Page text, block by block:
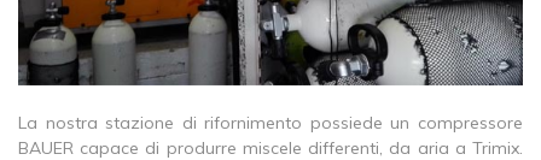
La nostra stazione di rifornimento possiede un compressore
BAUER capace di produrre miscele differenti, da aria a Trimix.